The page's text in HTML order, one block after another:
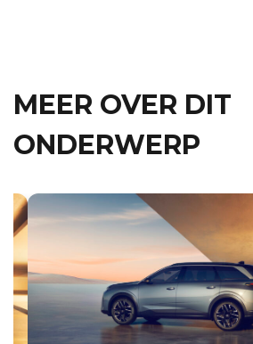
MEER OVER DIT
ONDERWERP